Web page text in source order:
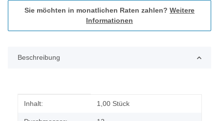
Sie möchten in monatlichen Raten zahlen? Weitere
Informationen
Beschreibung
Produkteigenschaft
Wert
Inhalt: 1,00 Stück